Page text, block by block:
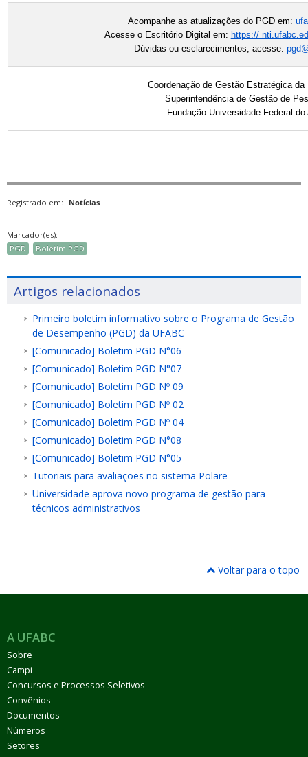
Acompanhe as atualizações do PGD em:
Acesse o Escritório Digital em: https://
Dúvidas ou esclarecimentos, acesse:
Coordenação de Gestão Estratégica da
Superintendência de Gestão de
Fundação Universidade Federal do
Registrado em: Notícias
Marcador(es):
PGD
Boletim PGD
Artigos relacionados
Primeiro boletim informativo sobre o Programa de Gestão
de Desempenho (PGD) da UFABC
[Comunicado] Boletim PGD N°06
[Comunicado] Boletim PGD N°07
[Comunicado] Boletim PGD Nº 09
[Comunicado] Boletim PGD Nº 02
[Comunicado] Boletim PGD Nº 04
[Comunicado] Boletim PGD N°08
[Comunicado] Boletim PGD N°05
Tutoriais para avaliações no sistema Polare
Universidade aprova novo programa de gestão para
técnicos administrativos
Voltar para o topo
A UFABC
Sobre
Campi
Concursos e Processos Seletivos
Convênios
Documentos
Números
Setores